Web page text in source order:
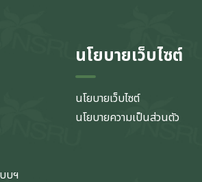
บฯ
นโยบายเว็บไซต์
นโยบายเว็บไซต์
นโยบายความเป็นส่วนตัว